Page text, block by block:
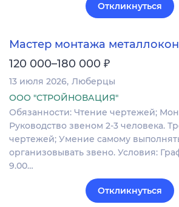
Откликнуться
Мастер монтажа
120 000–180 000 ₽
13 июля 2026 Люберцы
ООО "СТРОЙНОВАЦИЯ"
Обязанности: Чтение чертежей;
Руководство звеном 2-3 человека.
чертежей; Умение самому
организовывать звено. Условия:
9.00…
Откликнуться